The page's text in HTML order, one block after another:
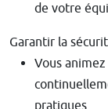
de votre
Garantir la
Vous